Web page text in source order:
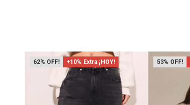
62 +10% Extra ¡HOY! 53